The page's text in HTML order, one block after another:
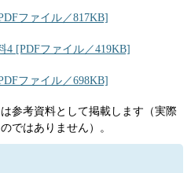
ファイル／817KB]
4 [PDFファイル／419KB]
ファイル／698KB]
参考資料として掲載します（実際
ではありません）。